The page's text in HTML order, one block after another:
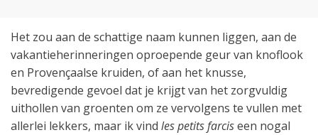
Het zou aan de schattige naam kunnen liggen, aan de
vakantieherinneringen oproepende geur van knoflook
en Provençaalse kruiden, of aan het knusse,
bevredigende gevoel dat je krijgt van het zorgvuldig
uithollen van groenten om ze vervolgens te vullen met
allerlei lekkers, maar ik vind les petits farciseen nogal